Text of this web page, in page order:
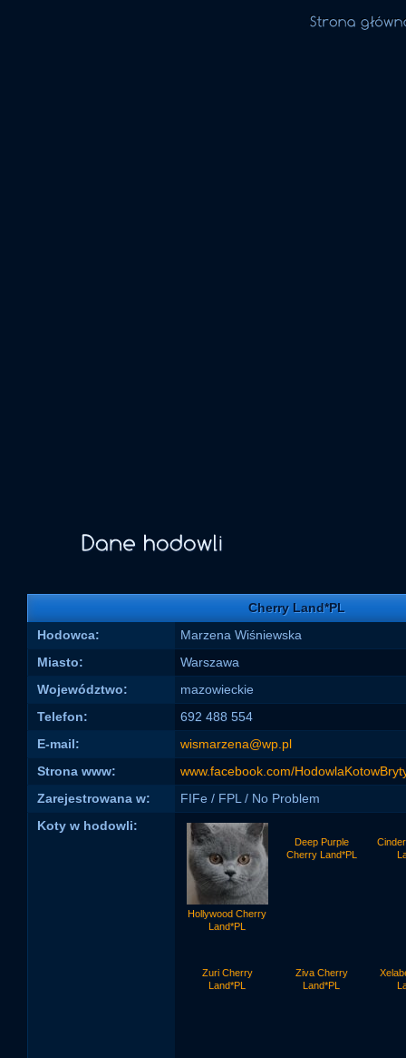
Cherry Land*PL
Hodowca:
Marzena Wiśniewska
Miasto:
Warszawa
Województwo:
mazowieckie
Telefon:
692 488 554
E-mail:
wismarzena@wp.pl
Strona www:
www.facebook.com/
Zarejestrowana w:
FIFe / FPL / No Problem
Koty w hodowli:
Hollywood Cherry
Land*PL
Deep Purple
Cherry Land*PL
Zuri Cherry
Land*PL
Ziva Cherry
Land*PL